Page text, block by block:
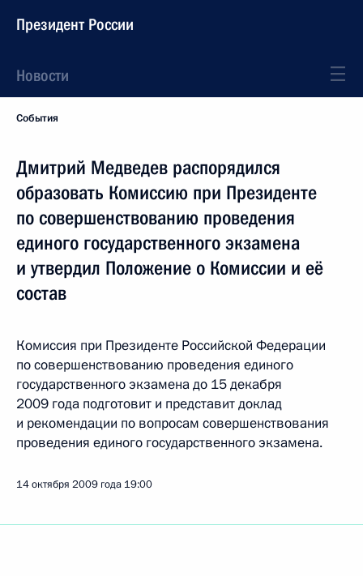
Президент России
Новости
События
Дмитрий Медведев распорядился
образовать Комиссию при Президенте
по совершенствованию проведения
единого государственного экзамена
и утвердил Положение о Комиссии и её
состав
Комиссия при Президенте Российской Федерации
по совершенствованию проведения единого
государственного экзамена до 15 декабря
2009 года подготовит и представит доклад
и рекомендации по вопросам совершенствования
проведения единого государственного экзамена.
14 октября 2009 года 19:00